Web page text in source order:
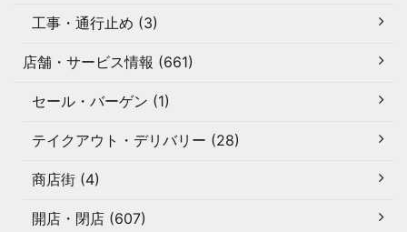
工事・通行止め (3)
店舗・サービス情報 (661)
セール・バーゲン (1)
テイクアウト・デリバリー (28)
商店街 (4)
開店・閉店 (607)